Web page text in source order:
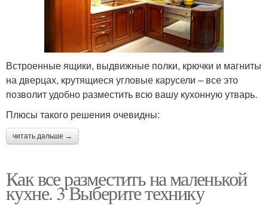
Встроенные ящики, выдвижные полки, крючки и магниты
на дверцах, крутящиеся угловые карусели – все это
позволит удобно разместить всю вашу кухонную утварь.
Плюсы такого решения очевидны:
читать дальше →
Как все разместить на маленькой
кухне. 3 Выберите технику